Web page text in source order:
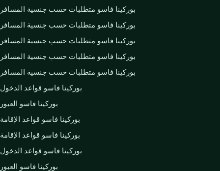
بوركينا فاسو متطلبات حسب جنسية المسافر
بوركينا فاسو متطلبات حسب جنسية المسافر
بوركينا فاسو متطلبات حسب جنسية المسافر
بوركينا فاسو متطلبات حسب جنسية المسافر
بوركينا فاسو متطلبات حسب جنسية المسافر
بوركينا فاسو قواعد الدخول
بوركينا فاسو العبور
بوركينا فاسو قواعد الإقامة
بوركينا فاسو قواعد الإقامة
بوركينا فاسو قواعد الدخول
بوركينا فاسو العبور